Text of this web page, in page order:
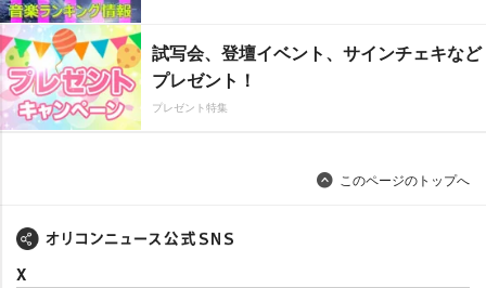
試写会、登壇イベント、サインチェキなど
プレゼント！
プレゼント特集
このページのトップへ
X